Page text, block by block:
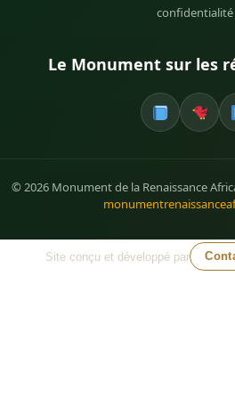
confidentialité
Le Monument sur les
© 2026 Monument de la Renaissance
Site conçu et développé par